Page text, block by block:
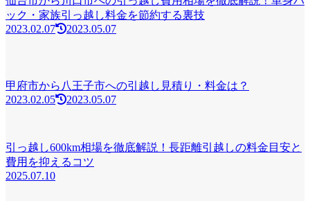
ック・家族引っ越し料金を節約する裏技
2023.02.07
2023.05.07
甲府市から八王子市への引越し見積り・料金は？
2023.02.05
2023.05.07
引っ越し600km相場を徹底解説！長距離引越しの料金目安と
費用を抑えるコツ
2025.07.10